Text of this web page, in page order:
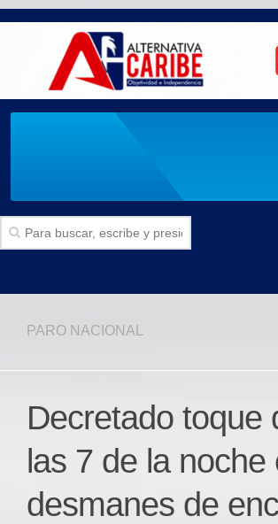
Politica
Deportes
JUDICIAL
REGIONAL
PARO NACIONAL
Decretado toque
las 7 de la
desmanes de